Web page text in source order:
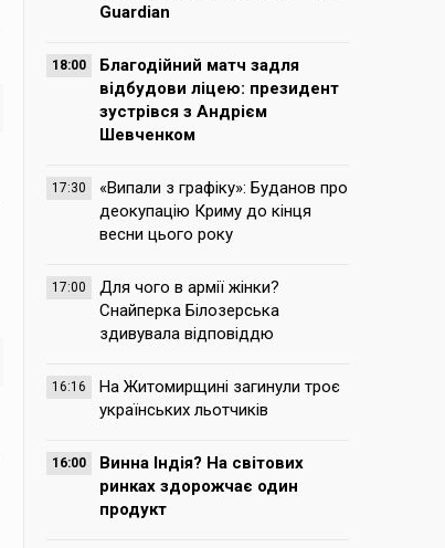
Guardian
18:00
Благодійний матч задля
відбудови ліцею: президент
зустрівся з Андрієм
Шевченком
17:30
«Випали з графіку»: Буданов про
деокупацію Криму до кінця
весни цього року
17:00
Для чого в армії жінки?
Снайперка Білозерська
здивувала відповіддю
16:16
На Житомирщині загинули троє
українських льотчиків
16:00
Винна Індія? На світових
ринках здорожчає один
продукт